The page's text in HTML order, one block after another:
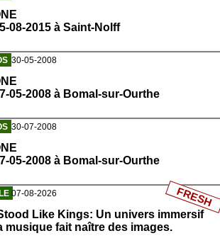
08-2015 à Saint-Nolff
30-05-2008
05-2008 à Bomal-sur-Ourthe
30-07-2008
05-2008 à Bomal-sur-Ourthe
07-08-2026
Like Kings: Un univers immersif
musique fait naître des images.
FRESH